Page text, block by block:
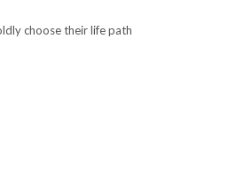
choose their life path